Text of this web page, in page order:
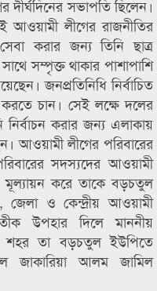
দীর্ঘদিনের সভাপতি ছিলেন।
আওয়ামী লীগের রাজনীতির
করার জন্য তিনি ছাত্র
সম্পৃক্ত থাকার পাশাপাশি
জনপ্রতিনিধি নির্বাচিত
চান। সেই লক্ষে দলের
নির্বাচন করার জন্য এলাকায়
আওয়ামী লীগের পরিবারের
সদস্যদের আওয়ামী
মূল্যায়ন করে তাকে বড়চতুল
জেলা ও কেন্দ্রীয় আওয়ামী
উপহার দিলে মাননীয়
শহর তা বড়চতুল ইউপিতে
জাকারিয়া আলম জামিল